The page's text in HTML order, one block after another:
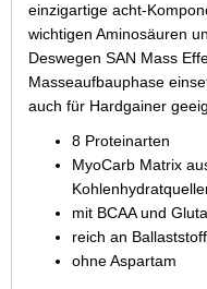
einzigartige acht-
wichtigen Aminosäuren
Deswegen SAN Mass
Masseaufbauphase
auch für Hardgainer
8 Proteinarten
MyoCarb Matrix
mit BCAA und
reich an
ohne Aspartam